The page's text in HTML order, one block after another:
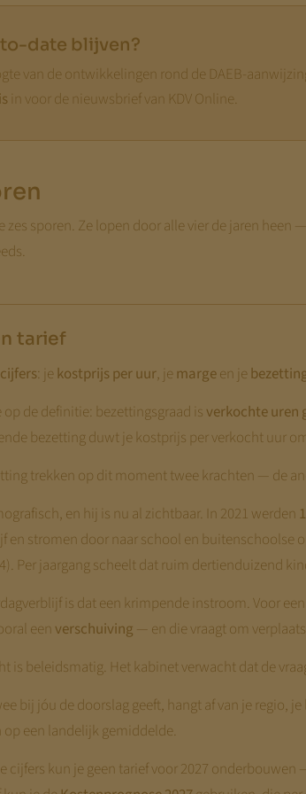
date blijven?
van de ontwikkelingen rond de DAEB-
in voor de nieuwsbrief van KDV Online.
zes sporen. Ze lopen door alle vier de jaren
tarief
: jekostprijs per uur, jemargeen je
op de definitie: bezettingsgraad isverkochte uren
bezetting duwt je kostprijs per verkocht uur
trekken op dit moment twee krachten — de
en hij is nu al zichtbaar. In 2021 werden
en stromen door naar school en buitenschoolse
Per jaargang scheelt dat ruim dertienduizend
is dat een krimpende instroom. Voor
eenverschuiving — en die vraagt om
is beleidsmatig. Het kabinet verwacht dat de
bij jóu de doorslag geeft, hangt af van je regio,
op een landelijk gemiddelde.
cijfers kun je geen tarief voor 2027